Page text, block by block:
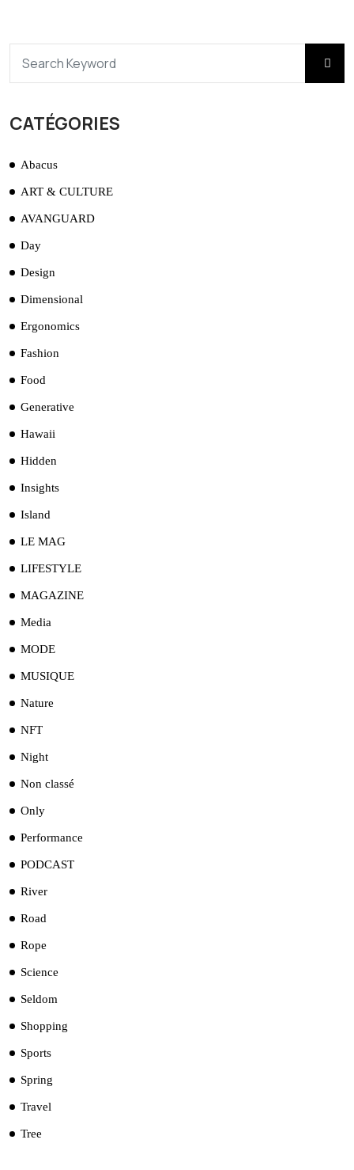
CATÉGORIES
Abacus
ART & CULTURE
AVANGUARD
Day
Design
Dimensional
Ergonomics
Fashion
Food
Generative
Hawaii
Hidden
Insights
Island
LE MAG
LIFESTYLE
MAGAZINE
Media
MODE
MUSIQUE
Nature
NFT
Night
Non classé
Only
Performance
PODCAST
River
Road
Rope
Science
Seldom
Shopping
Sports
Spring
Travel
Tree